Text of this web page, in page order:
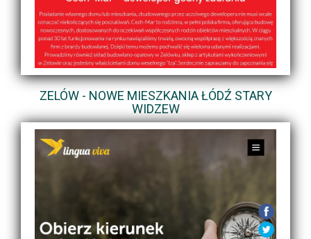
ZELÓW - NOWE MIESZKANIA ŁÓDŹ STARY
WIDZEW